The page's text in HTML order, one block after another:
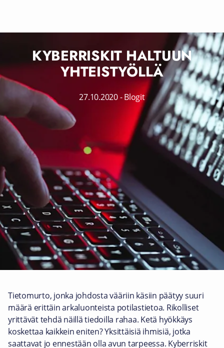
KYBERRISKIT HALTUUN
YHTEISTYÖLLÄ
27.10.2020- Blogit
Tietomurto, jonka johdosta vääriin käsiin päätyy suuri
määrä erittäin arkaluonteista potilastietoa. Rikolliset
yrittävät tehdä näillä tiedoilla rahaa. Ketä hyökkäys
koskettaa kaikkein eniten? Yksittäisiä ihmisiä, jotka
saattavat jo ennestään olla avun tarpeessa. Kyberriskit